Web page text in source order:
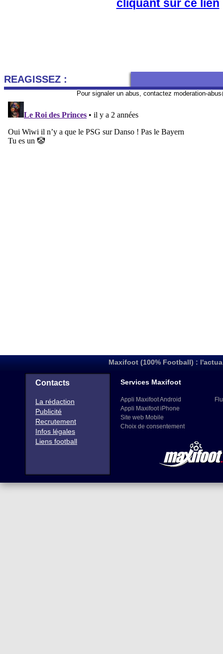
cliquant sur ce lien
REAGISSEZ :
Pour signaler un abus, contactez moderation-
Maxifoot (100% Football) :
Contacts
La rédaction
Publicité
Recrutement
Infos légales
Liens football
Services Maxifoot
Appli Maxifoot Android
Appli Maxifoot iPhone
Site web Mobile
Choix de consentement